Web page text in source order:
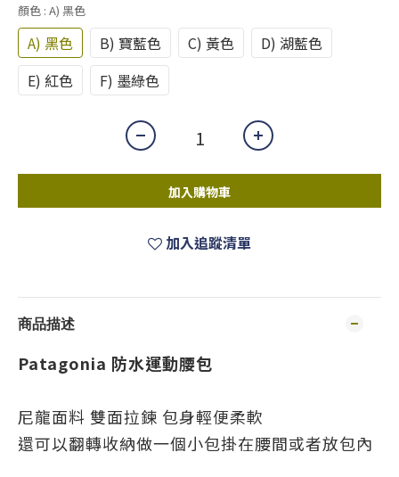
顏色 : A) 黑色
A) 黑色 B) 寶藍色 C) 黃色
D) 湖藍色
E) 紅色
F) 墨綠色
加入購物車
加入追蹤清單
商品描述
Patagonia 防水運動腰包
尼龍面料 雙面拉鍊 包身輕便柔軟
還可以翻轉收納做一個小包掛在腰間或者放包內